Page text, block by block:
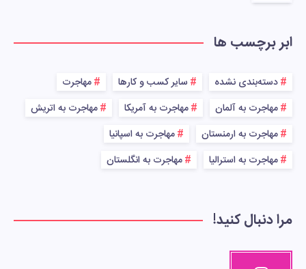
ابر برچسب ها
دسته‌بندی نشده سایر کسب و کارها
مهاجرت
مهاجرت به آلمان
مهاجرت به آمریکا
مهاجرت به اتریش
مهاجرت به ارمنستان
مهاجرت به اسپانیا
مهاجرت به استرالیا
مهاجرت به انگلستان
مرا دنبال کنید!